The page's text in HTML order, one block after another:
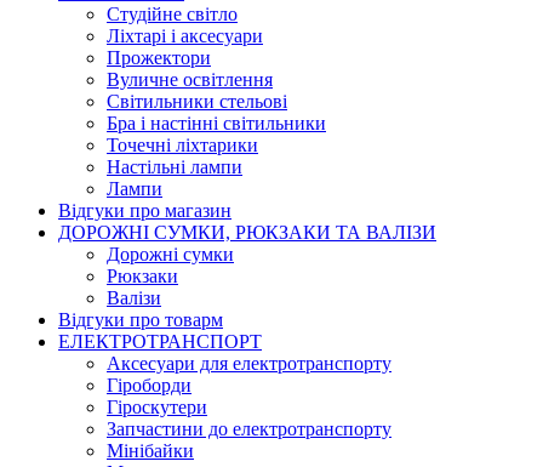
Студійне світло
Ліхтарі і аксесуари
Прожектори
Вуличне освітлення
Світильники стельові
Бра і настінні світильники
Точечні ліхтарики
Настільні лампи
Лампи
Відгуки про магазин
ДОРОЖНІ СУМКИ, РЮКЗАКИ ТА ВАЛІЗИ
Дорожні сумки
Рюкзаки
Валізи
Відгуки про товарм
ЕЛЕКТРОТРАНСПОРТ
Аксесуари для електротранспорту
Гіроборди
Гіроскутери
Запчастини до електротранспорту
Мінібайки